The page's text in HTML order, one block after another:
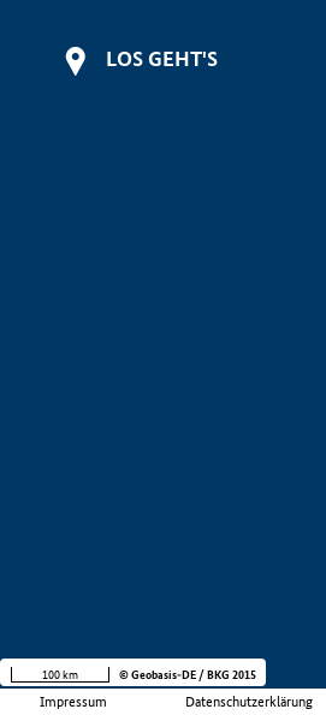
LOS GEHT'S
Impressum Datenschutzerklärung
100 km © Geobasis-DE / BKG 2015